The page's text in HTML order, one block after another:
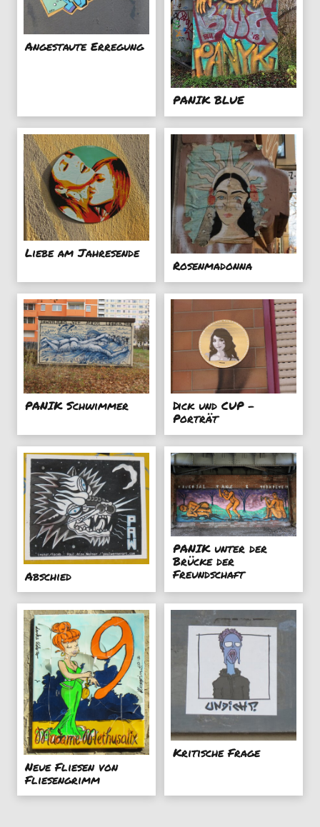
Angestaute Erregung
PANIK BLUE
Liebe am Jahresende
Rosenmadonna
PANIK Schwimmer Dick und CUP -
Porträt
Abschied
PANIK unter der
Brücke der
Freundschaft
Neue Fliesen von
Fliesengrimm
Kritische Frage